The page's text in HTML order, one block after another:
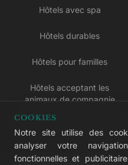
Hôtels avec spa
Hôtels durables
Hôtels pour familles
Hôtels acceptant les
animaux de compagnie
Hôtels tout compris
COOKIES
Notre site utilise des
analyser votre
fonctionnelles et